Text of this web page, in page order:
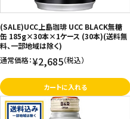
日用品
セール
フードロス
(SALE)UCC上島珈琲 UCC BLACK無糖
缶 185g×30本×1ケース (30本)(送料無
料、一部地域は除く)
通常価格：¥2,685（税込）
カートに入れる